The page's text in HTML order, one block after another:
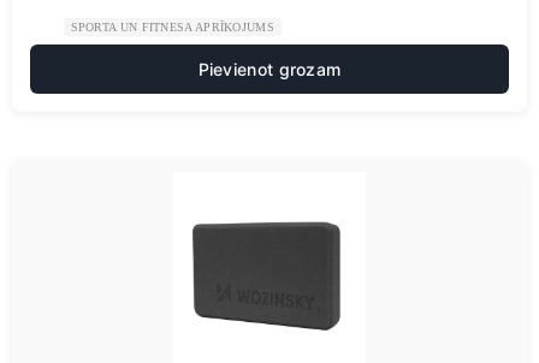
SPORTA UN FITNESA APRĪKOJUMS
Pievienot grozam